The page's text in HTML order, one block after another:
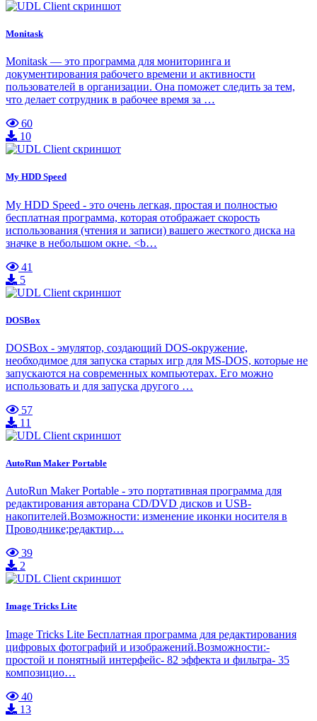
Monitask
Monitask — это программа для мониторинга и
документирования рабочего времени и активности
пользователей в организации. Она поможет следить за тем,
что делает сотрудник в рабочее время за …
60
10
My HDD Speed
My HDD Speed - это очень легкая, простая и полностью
бесплатная программа, которая отображает скорость
использования (чтения и записи) вашего жесткого диска на
значке в небольшом окне. <b…
41
5
DOSBox
DOSBox - эмулятор, создающий DOS-окружение,
необходимое для запуска старых игр для MS-DOS, которые не
запускаются на современных компьютерах. Его можно
использовать и для запуска другого …
57
11
AutoRun Maker Portable
AutoRun Maker Portable - это портативная программа для
редактирования авторана CD/DVD дисков и USB-
накопителей.Возможности: изменение иконки носителя в
Проводнике;редактир…
39
2
Image Tricks Lite
Image Tricks Lite Бесплатная программа для редактирования
цифровых фотографий и изображений.Возможности:-
простой и понятный интерфейс- 82 эффекта и фильтра- 35
композицио…
40
13